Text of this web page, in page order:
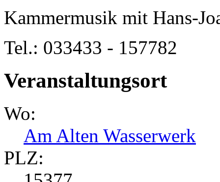
Kammermusik mit Hans-
Tel.: 033433 - 157782
Veranstaltungsort
Wo:
Am Alten Wasserwerk
PLZ: